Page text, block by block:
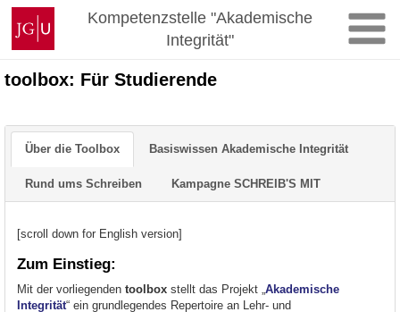
Zum
Inhalt
springen
Johannes
Gutenberg-
Universität
Mainz
Kompetenzstelle "Akademische
Integrität"
toolbox: Für Studierende
Über die Toolbox Basiswissen Akademische Integrität
Rund ums Schreiben Kampagne SCHREIB'S MIT
[scroll down for English version]
Zum Einstieg:
Mit der vorliegenden tool boxstellt das Projekt „Akademische
Integrität“ ein grundlegendes Repertoire an Lehr- und